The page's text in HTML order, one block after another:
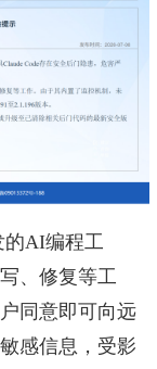
的AI编程工
、修复等工
同意即可向远
感信息，受影